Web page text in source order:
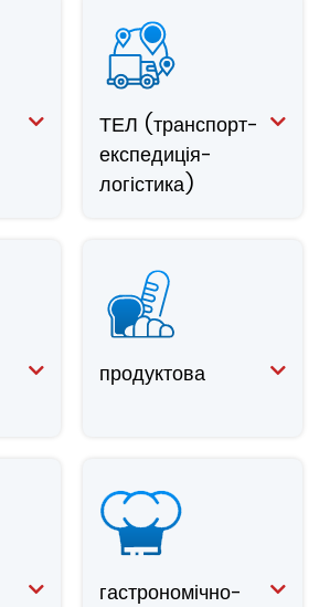
ТЕЛ (транспорт-
експедиція-
логістика)
продуктова
гастрономічно-